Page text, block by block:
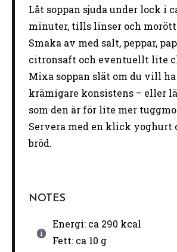
Låt soppan sjuda under lock i
minuter, tills linser och
Smaka av med salt, peppar,
citronsaft och eventuellt lite
Mixa soppan slät om du vill ha
krämigare konsistens – eller
som den är för lite mer
Servera med en klick yoghurt
bröd.
NOTES
Energi: ca 290 kcal
Fett: ca 10 g